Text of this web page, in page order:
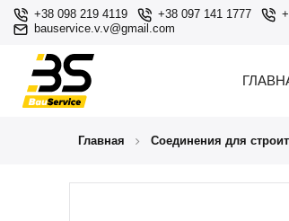
+38 098 219 4119 +38 097 141 1777
bauservice.v.v@gmail.com
Главная Соединения для